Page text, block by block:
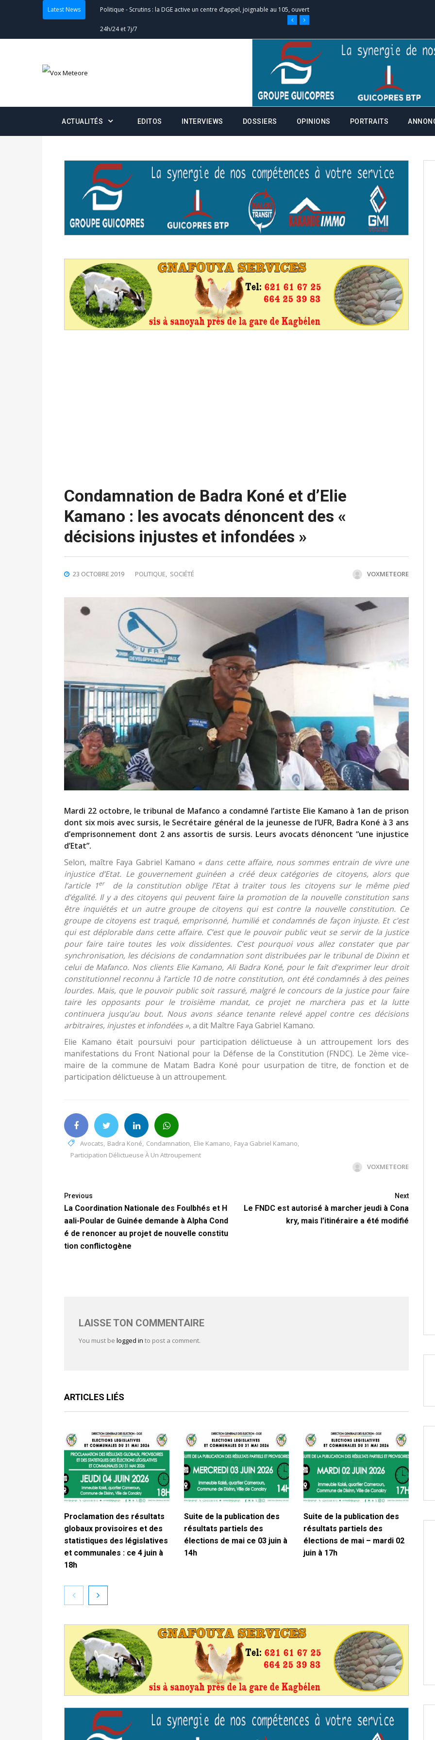
Latest News Politique - Scrutins : la DGE active un centre d’appel, joignable au 105, ouvert
24h/24 et 7j/7
Double scrutin du 31 mai : fin des campagnes ce jeudi 28 mai à
Communiqué relatif à la délivrance de la fiche de procuration
Politique-Convocation des membres des Commissions Administratives de
Centralisation des Votes (CACV) à une prestation de serment et à une
Politique Candidats : désignez vos représentants aux CACV (centralisation
des votes) avant le 16 mai à 16h
Politique Double scrutin du 31 mai : retrait des cartes d’électeurs possible
du 16 au 31 mai 2026
avant le 16 mai 2026 à 16h
Politique-Proclamation des résultats globaux provisoires et des
statistiques des législatives et communales : ce 4 juin à 18h
Politique-Suite de la publication des résultats partiels des élections de mai
ACTUALITÉS EDITOS INTERVIEWS DOSSIERS OPINIONS PORTRAITS
Condamnation de Badra Koné et d’Elie
Kamano : les avocats dénoncent des «
décisions injustes et infondées »
23 OCTOBRE 2019 POLITIQUE SOCIÉTÉ VOXMETEORE
Mardi 22 octobre, le tribunal de Mafanco a condamné l’artiste Elie Kamano à 1an de prison
dont six mois avec sursis, le Secrétaire général de la jeunesse de l’UFR, Badra Koné à 3 ans
d’emprisonnement dont 2 ans assortis de sursis. Leurs avocats dénoncent “une injustice
d’Etat”.
Selon, maître Faya Gabriel Kamano « dans cette affaire, nous sommes entrain de vivre une
injustice d’Etat. Le gouvernement guinéen a créé deux catégories de citoyens, alors que
l’article 1erde la constitution oblige l’Etat à traiter tous les citoyens sur le même pied
d’égalité. Il y a des citoyens qui peuvent faire la promotion de la nouvelle constitution sans
être inquiétés et un autre groupe de citoyens qui est contre la nouvelle constitution. Ce
groupe de citoyens est traqué, emprisonné, humilié et condamnés de façon injuste. Et c’est
qui est déplorable dans cette affaire. C’est que le pouvoir public veut se servir de la justice
pour faire taire toutes les voix dissidentes. C’est pourquoi vous allez constater que par
synchronisation, les décisions de condamnation sont distribuées par le tribunal de Dixinn et
celui de Mafanco. Nos clients Elie Kamano, Ali Badra Koné, pour le fait d’exprimer leur droit
constitutionnel reconnu à l’article 10 de notre constitution, ont été condamnés à des peines
lourdes. Mais, que le pouvoir public soit rassuré, malgré le concours de la justice pour faire
taire les opposants pour le troisième mandat, ce projet ne marchera pas et la lutte
continuera jusqu’au bout. Nous avons séance tenante relevé appel contre ces décisions
arbitraires, injustes et infondées », a dit Maître Faya Gabriel Kamano.
Elie Kamano était poursuivi pour participation délictueuse à un attroupement lors des
manifestations du Front National pour la Défense de la Constitution (FNDC). Le 2ème vice-
maire de la commune de Matam Badra Koné pour usurpation de titre, de fonction et de
participation délictueuse à un attroupement.
Avocats, Badra Koné, Condamnation, Elie Kamano, Faya Gabriel Kamano,
Participation Délictueuse À Un Attroupement
VOXMETEORE
Previous
La Coordination Nationale des Foulbhés et H
aali-Poular de Guinée demande à Alpha Cond
é de renoncer au projet de nouvelle constitu
tion conflictogène
Next
Le FNDC est autorisé à marcher jeudi à Cona
kry, mais l’itinéraire a été modifié
LAISSE TON COMMENTAIRE
You must be logged in to post a comment.
ARTICLES LIÉS
Proclamation des résultats
globaux provisoires et des
statistiques des législatives
et communales : ce 4 juin à
18h
Suite de la publication des
résultats partiels des
élections de mai ce 03 juin à
14h
Suite de la publication des
résultats partiels des
élections de mai – mardi 02
juin à 17h